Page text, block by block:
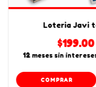
Loteria Javi
$199.00
12 meses sin